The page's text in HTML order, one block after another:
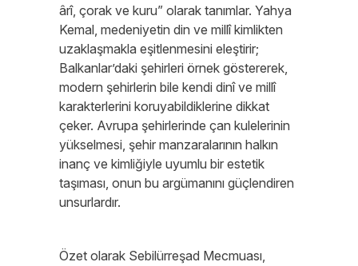
ârî, çorak ve kuru” olarak tanımlar. Yahya
Kemal, medeniyetin din ve millî kimlikten
uzaklaşmakla eşitlenmesini eleştirir;
Balkanlar’daki şehirleri örnek göstererek,
modern şehirlerin bile kendi dinî ve millî
karakterlerini koruyabildiklerine dikkat
çeker. Avrupa şehirlerinde çan kulelerinin
yükselmesi, şehir manzaralarının halkın
inanç ve kimliğiyle uyumlu bir estetik
taşıması, onun bu argümanını güçlendiren
unsurlardır.
Özet olarak Sebilürreşad Mecmuası,